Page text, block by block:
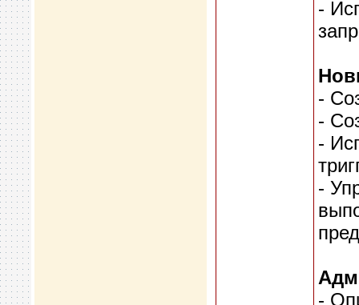
-
-
-
-
-
-